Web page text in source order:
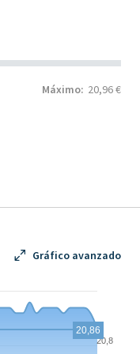
Máximo: 20,96 €
Gráfico avanzado
20,8
20,86